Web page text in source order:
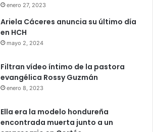
enero 27, 2023
Ariela Cáceres anuncia su último día
en HCH
mayo 2, 2024
Filtran vídeo íntimo de la pastora
evangélica Rossy Guzmán
enero 8, 2023
Ella era la modelo hondureña
encontrada muerta junto a un